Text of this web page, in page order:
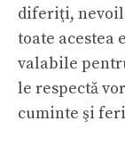
diferiţi,
toate acestea
valabile
le respectă
cuminte şi